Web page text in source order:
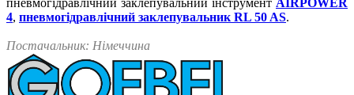
пневмогідравлічний заклепувальний інструмент AIRPOWER
4, пневмогідравлічний заклепувальник RL 50 AS.
Постачальник: Німеччина